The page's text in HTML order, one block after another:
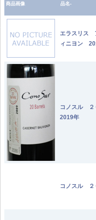
商品画像 品名-
エラスリス
ィニヨン
コノスル ２
2019年
コノスル